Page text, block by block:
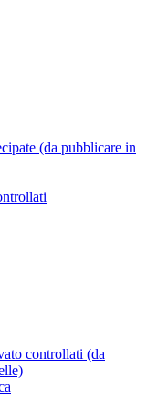
(da pubblicare in
controllati (da